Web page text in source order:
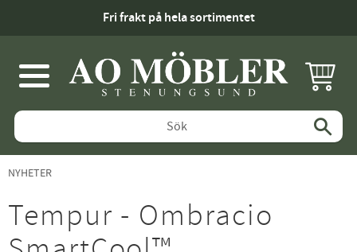
Fri frakt på hela sortimentet
Meny
NYHETER
Tempur - Ombracio